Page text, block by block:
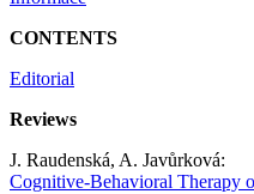
CONTENTS
Editorial
Reviews
J. Raudenská, A. Javůrková:
Cognitive-Behavioral Therapy